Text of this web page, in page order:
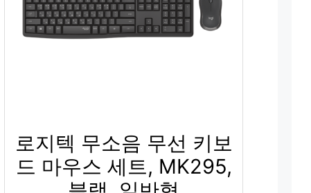
로지텍 무소음 무선 키보
드 마우스 세트, MK295,